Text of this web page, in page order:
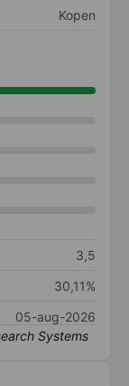
Kopen
3,5
30,11%
05-aug-2026